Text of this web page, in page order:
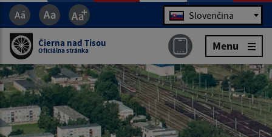
Jazyk Slovenčina
Čierna nad Tisou
Oficiálna stránka Menu